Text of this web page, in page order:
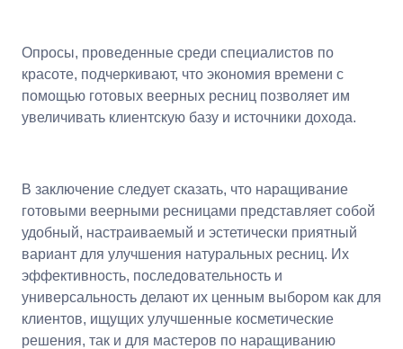
Опросы, проведенные среди специалистов по
красоте, подчеркивают, что экономия времени с
помощью готовых веерных ресниц позволяет им
увеличивать клиентскую базу и источники дохода.
В заключение следует сказать, что наращивание
готовыми веерными ресницами представляет собой
удобный, настраиваемый и эстетически приятный
вариант для улучшения натуральных ресниц. Их
эффективность, последовательность и
универсальность делают их ценным выбором как для
клиентов, ищущих улучшенные косметические
решения, так и для мастеров по наращиванию